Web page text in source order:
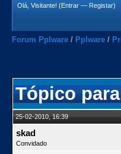
Olá, Visitante! (Entrar — Registar)
Forum Pplware / Pplware /
Tópico
25-02-2010, 16:39
skad
Convidado